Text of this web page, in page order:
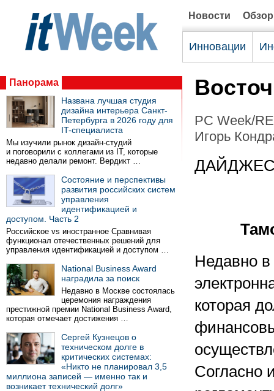
Новости
Инновации
Панорама
Названа лучшая студия
дизайна интерьера Санкт-
Петербурга в 2026 году для
IT-специалиста
Мы изучили рынок дизайн-студий
и поговорили с коллегами из IT, которые
недавно делали ремонт. Вердикт …
Состояние и перспективы
развития российских систем
управления
идентификацией и
доступом. Часть 2
Российское vs иностранное Сравнивая
функционал отечественных решений для
управления идентификацией и доступом …
National Business Award
наградила за поиск
Недавно в Москве состоялась
церемония награждения
престижной премии National Business Award,
которая отмечает достижения …
Сергей Кузнецов о
техническом долге в
критических системах:
«Никто не планировал 3,5
миллиона записей — именно так и
возникает технический долг»
PC Week/
Игорь
Недавно в
которая
Согласно